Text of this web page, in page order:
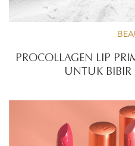
PROCOLLAGEN LIP
UNTUK BIBIR